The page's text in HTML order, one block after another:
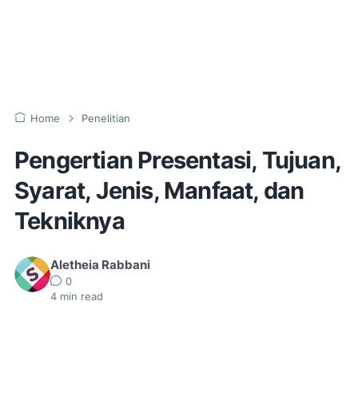
Home Penelitian
Pengertian Presentasi, Tujuan,
Syarat, Jenis, Manfaat, dan
Tekniknya
Aletheia Rabbani
0
4 min read